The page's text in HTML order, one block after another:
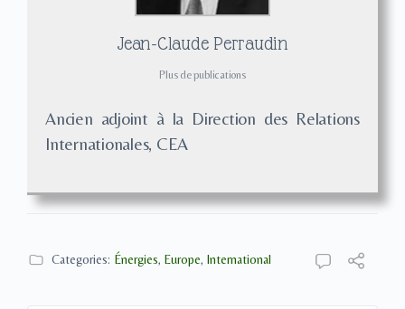
Jean-Claude Perraudin
Plus de publications
Ancien adjoint à la Direction des Relations
Internationales, CEA
Categories: Énergies, Europe, International